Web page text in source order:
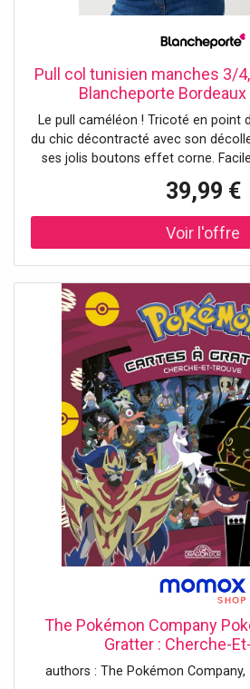
Pull col tunisien manches 3/
Blancheporte
Le pull caméléon ! Tricoté en point
du chic décontracté avec son
ses jolis boutons effet corne.
essentiel à adopter toute l’année !
environComposition• Maille
acryliqueDescription• Maille en
avec boutons effet corne•
Base droite
39,99 €
The Pokémon Company
Gratter : Cherche-
authors : The Pokémon Company,